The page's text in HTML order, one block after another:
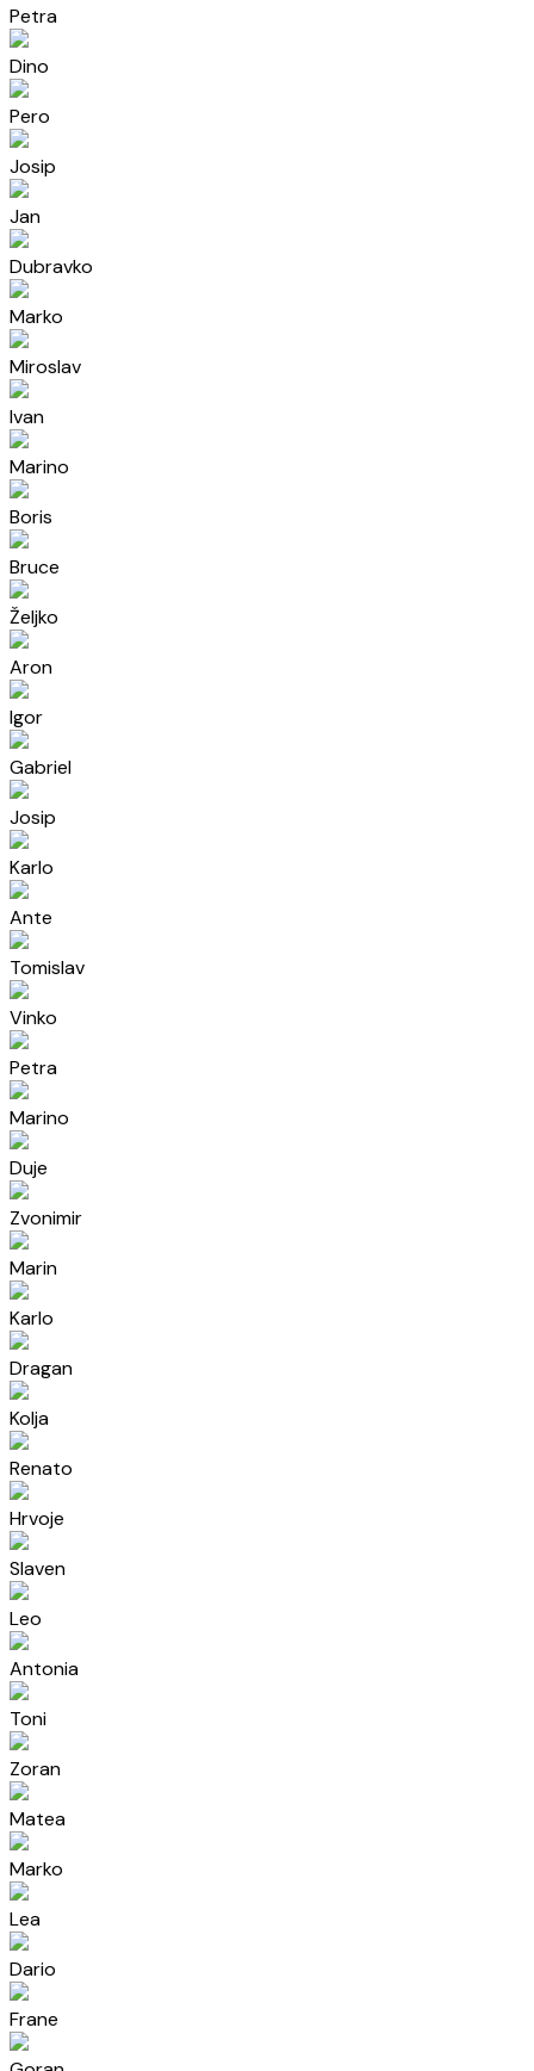
Petra
Dino
Pero
Josip
Jan
Dubravko
Marko
Miroslav
Ivan
Marino
Boris
Bruce
Željko
Aron
Igor
Gabriel
Josip
Karlo
Ante
Tomislav
Vinko
Petra
Marino
Duje
Zvonimir
Marin
Karlo
Dragan
Kolja
Renato
Hrvoje
Slaven
Leo
Antonia
Toni
Zoran
Matea
Marko
Lea
Dario
Frane